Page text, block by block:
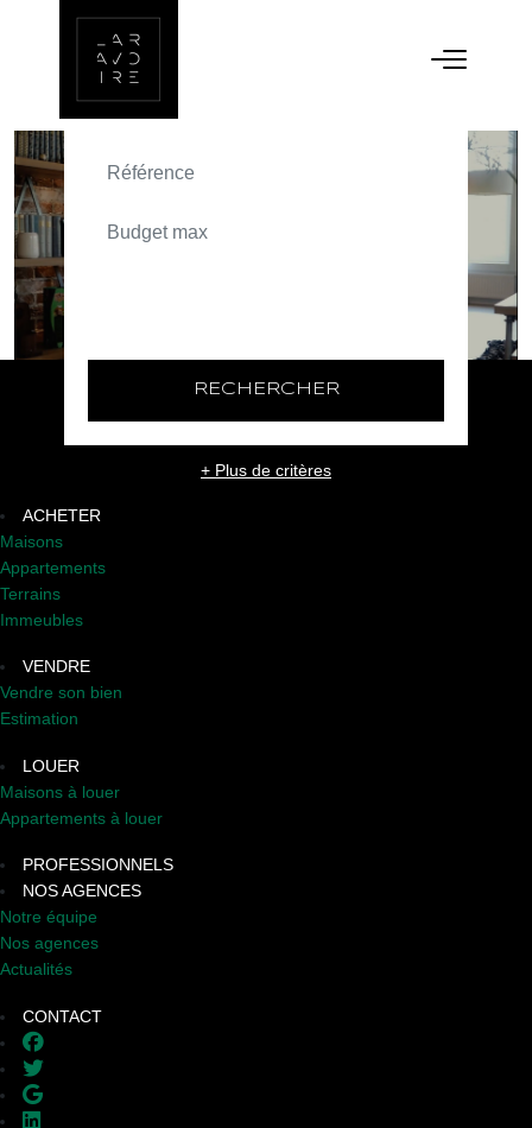
ACHETER
TEXT_SEARCH_SELECTIONNEZ
RECHERCHER
+ Plus de critères
ACHETER
Maisons
Appartements
Terrains
Immeubles
VENDRE
Vendre son bien
Estimation
LOUER
Maisons à louer
Appartements à louer
PROFESSIONNELS
NOS AGENCES
Notre équipe
Nos agences
Actualités
CONTACT